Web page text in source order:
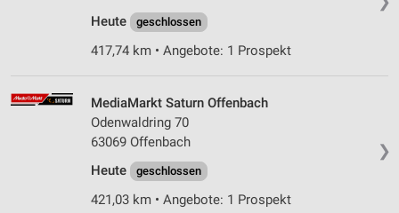
Heute
geschlossen
417,74 km • Angebote: 1 Prospekt
❯
MediaMarkt Saturn Offenbach
Odenwaldring 70
63069 Offenbach
Heute
geschlossen
421,03 km • Angebote: 1 Prospekt
Verwendung von Profilen zur Auswahl
personalisierter Inhalte
Messung der Performance von Inhalten
Kombinationen von Daten aus verschiedenen